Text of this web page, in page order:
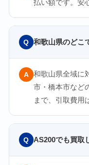
払い額です。安
Q 和歌山県のどこ
A
和歌山県全域に
市・橋本市など
まで、引取費用
Q AS200でも買取